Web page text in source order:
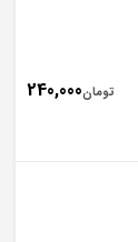
تومان240,000